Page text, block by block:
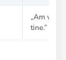
„Am
tine.”